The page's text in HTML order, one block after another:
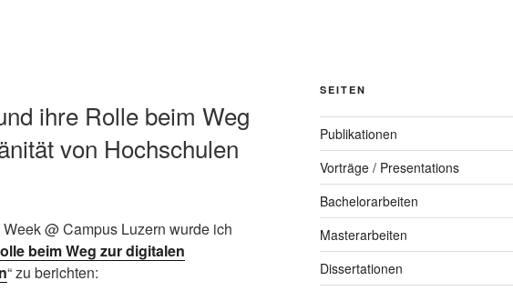
ihre Rolle beim Weg
von Hochschulen
@ Campus Luzern wurde ich
beim Weg zur digitalen
“ zu berichten:
SEITEN
Publikationen
Vorträge / Presentations
Bachelorarbeiten
Masterarbeiten
Dissertationen